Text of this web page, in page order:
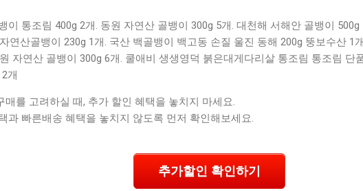
이 통조림 400g 2개. 동원 자연산 골뱅이 300g 5개. 대천해 서해안 골뱅이
연산골뱅이 230g 1개. 국산 백골뱅이 백고동 손질 울진 동해 200g 뚱보수산 1
자연산 골뱅이 300g 6개. 쿨애비 생생영덕 붉은대게다리살 통조림 통조림 단
개
매를 고려하실 때, 추가 할인 혜택을 놓치지 마세요.
과 빠른배송 혜택을 놓치지 않도록 먼저 확인해보세요.
추가할인 확인하기